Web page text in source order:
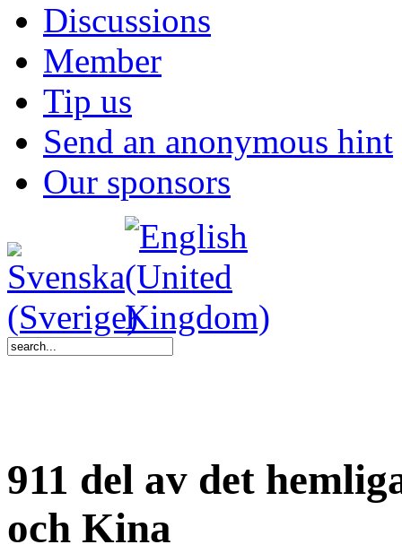
Discussions
Member
Tip us
Send an anonymous hint
Our sponsors
911 del av det
och Kina